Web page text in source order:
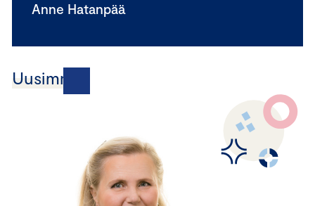
Anne Hatanpää
Uusimmat